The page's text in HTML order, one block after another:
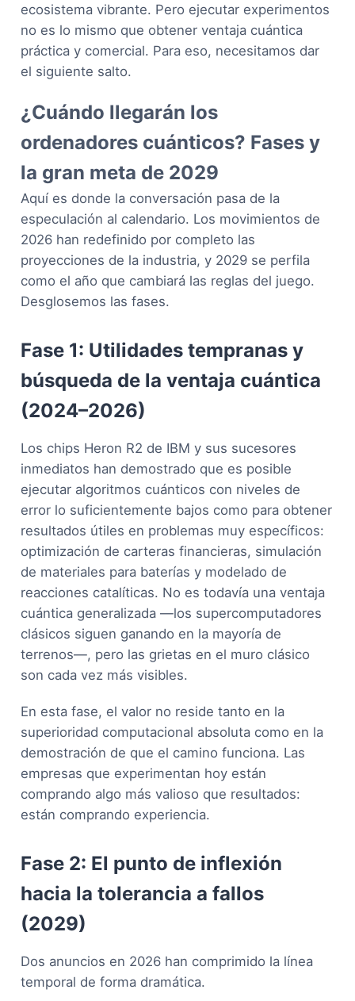
ecosistema vibrante. Pero ejecutar experimentos
no es lo mismo que obtener ventaja cuántica
práctica y comercial. Para eso, necesitamos dar
el siguiente salto.
¿Cuándo llegarán los
ordenadores cuánticos? Fases y
la gran meta de 2029
Aquí es donde la conversación pasa de la
especulación al calendario. Los movimientos de
2026 han redefinido por completo las
proyecciones de la industria, y 2029 se perfila
como el año que cambiará las reglas del juego.
Desglosemos las fases.
Fase 1: Utilidades tempranas y
búsqueda de la ventaja cuántica
(2024–2026)
Los chips Heron R2 de IBM y sus sucesores
inmediatos han demostrado que es posible
ejecutar algoritmos cuánticos con niveles de
error lo suficientemente bajos como para obtener
resultados útiles en problemas muy específicos:
optimización de carteras financieras, simulación
de materiales para baterías y modelado de
reacciones catalíticas. No es todavía una ventaja
cuántica generalizada —los supercomputadores
clásicos siguen ganando en la mayoría de
terrenos—, pero las grietas en el muro clásico
son cada vez más visibles.
En esta fase, el valor no reside tanto en la
superioridad computacional absoluta como en la
demostración de que el camino funciona. Las
empresas que experimentan hoy están
comprando algo más valioso que resultados:
están comprando experiencia.
Fase 2: El punto de inflexión
hacia la tolerancia a fallos
(2029)
Dos anuncios en 2026 han comprimido la línea
temporal de forma dramática.